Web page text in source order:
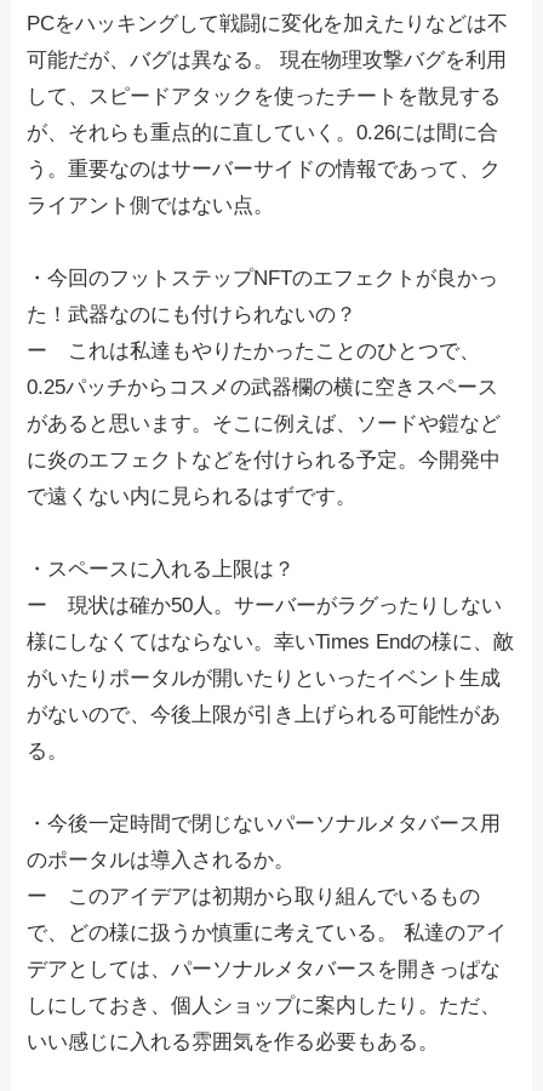
PCをハッキングして戦闘に変化を加えたりなどは不
可能だが、バグは異なる。 現在物理攻撃バグを利用
して、スピードアタックを使ったチートを散見する
が、それらも重点的に直していく。0.26には間に合
う。重要なのはサーバーサイドの情報であって、ク
ライアント側ではない点。
・今回のフットステップNFTのエフェクトが良かっ
た！武器なのにも付けられないの？
ー これは私達もやりたかったことのひとつで、
0.25パッチからコスメの武器欄の横に空きスペース
があると思います。そこに例えば、ソードや鎧など
に炎のエフェクトなどを付けられる予定。今開発中
で遠くない内に見られるはずです。
・スペースに入れる上限は？
ー 現状は確か50人。サーバーがラグったりしない
様にしなくてはならない。幸いTimes Endの様に、敵
がいたりポータルが開いたりといったイベント生成
がないので、今後上限が引き上げられる可能性があ
る。
・今後一定時間で閉じないパーソナルメタバース用
のポータルは導入されるか。
ー このアイデアは初期から取り組んでいるもの
で、どの様に扱うか慎重に考えている。 私達のアイ
デアとしては、パーソナルメタバースを開きっぱな
しにしておき、個人ショップに案内したり。ただ、
いい感じに入れる雰囲気を作る必要もある。